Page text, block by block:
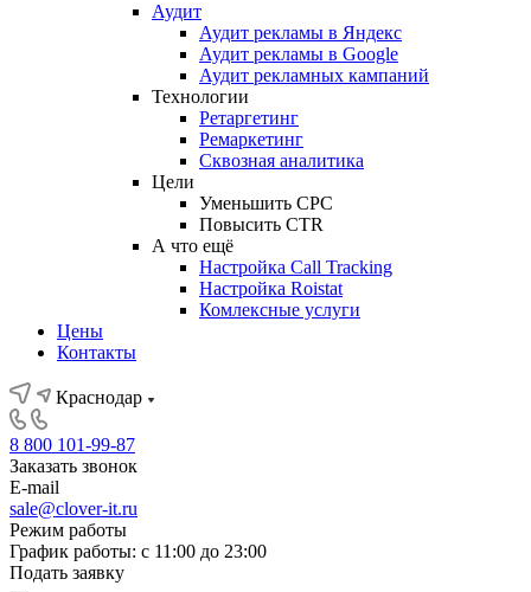
Аудит
Аудит рекламы в Яндекс
Аудит рекламы в Google
Аудит рекламных кампаний
Технологии
Ретаргетинг
Ремаркетинг
Сквозная аналитика
Цели
Уменьшить CPC
Повысить CTR
А что ещё
Настройка Call Tracking
Настройка Roistat
Комлексные услуги
Цены
Контакты
Краснодар
8 800 101-99-87
Заказать звонок
E-mail
sale@clover-it.ru
Режим работы
График работы: с 11:00 до 23:00
Подать заявку